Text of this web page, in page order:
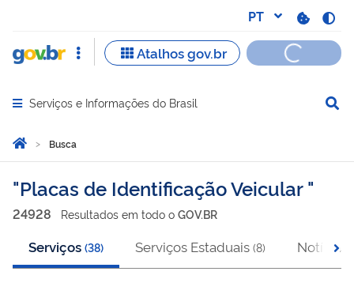
Abrir menu principal de navegação
Serviços e Informações do Brasil
Você está aqui:
Página Inicial
Busca
Busca
Placas de Identificação Veicular
24928 Resultados em todo o GOV.BR
Serviços (38) Serviços Estaduais (8) Notícias